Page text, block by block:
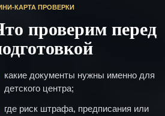
КАРТА ПРОВЕРКИ
проверим перед
какие документы нужны именно для
детского центра;
где риск штрафа, предписания или